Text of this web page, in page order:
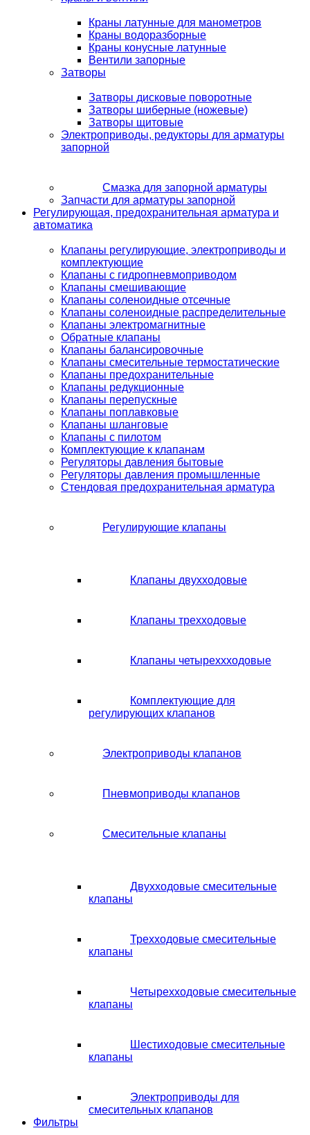
Краны латунные для манометров
Краны водоразборные
Краны конусные латунные
Вентили запорные
Затворы
Затворы дисковые поворотные
Затворы шиберные (ножевые)
Затворы щитовые
Электроприводы, редукторы для арматуры
запорной
Смазка для запорной арматуры
Запчасти для арматуры запорной
Регулирующая, предохранительная арматура и
автоматика
Клапаны регулирующие, электроприводы и
комплектующие
Клапаны с гидропневмоприводом
Клапаны смешивающие
Клапаны соленоидные отсечные
Клапаны соленоидные распределительные
Клапаны электромагнитные
Обратные клапаны
Клапаны балансировочные
Клапаны смесительные термостатические
Клапаны предохранительные
Клапаны редукционные
Клапаны перепускные
Клапаны поплавковые
Клапаны шланговые
Клапаны с пилотом
Комплектующие к клапанам
Регуляторы давления бытовые
Регуляторы давления промышленные
Стендовая предохранительная арматура
Регулирующие клапаны
Клапаны двухходовые
Клапаны трехходовые
Клапаны четыреххходовые
Комплектующие для
регулирующих клапанов
Электроприводы клапанов
Пневмоприводы клапанов
Смесительные клапаны
Двухходовые смесительные
клапаны
Трехходовые смесительные
клапаны
Четырехходовые смесительные
клапаны
Шестиходовые смесительные
клапаны
Электроприводы для
смесительных клапанов
Фильтры